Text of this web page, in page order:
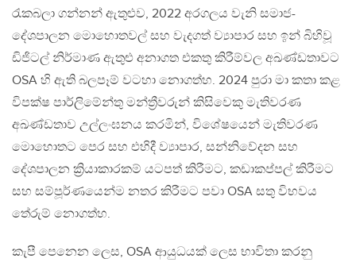
රැකබලා ගන්නන් ඇතුළුව, 2022 අරගලය වැනි සමාජ-
දේශපාලන මොහොතවල් සහ වැදගත් ව්‍යාපාර සහ ඉන් බිහිවූ
ඩිජිටල් නිර්මාණ ඇතුළු අනාගත එකතු කිරීම්වල අඛණ්ඩතාවට
OSA හි ඇති බලපෑම් වටහා නොගත්හ. 2024 පුරා මා කතා කළ
විපක්ෂ පාර්ලිමේන්තු මන්ත්‍රීවරුන් කිසිවෙකු මැතිවරණ
අඛණ්ඩතාව උල්ලංඝනය කරමින්, විශේෂයෙන් මැතිවරණ
මොහොතට පෙර සහ එහිදී ව්‍යාපාර, සන්නිවේදන සහ
දේශපාලන ක්‍රියාකාරකම් යටපත් කිරීමට, කඩාකප්පල් කිරීමට
සහ සම්පූර්ණයෙන්ම නතර කිරීමට පවා OSA සතු විභවය
තේරුම් නොගත්හ.
කැපී පෙනෙන ලෙස, OSA ආයුධයක් ලෙස භාවිතා කරනු